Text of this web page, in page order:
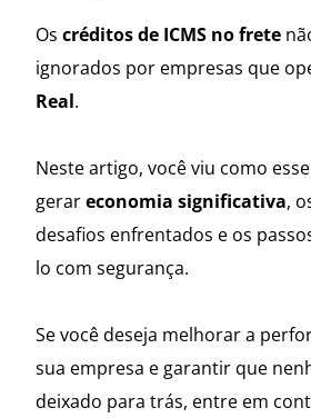
Os créditos de ICMS no frete
ignorados por empresas que
Real.
Neste artigo, você viu como
gerareconomia significativa,
desafios enfrentados e os
lo com segurança.
Se você deseja melhorar a
sua empresa e garantir que
deixado para trás, entre em